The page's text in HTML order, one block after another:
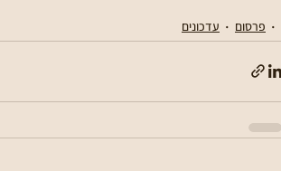
פרסום עדכונים